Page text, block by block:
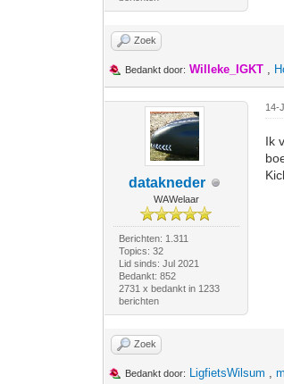
Zoek
Bedankt door: Willeke_IGKT ,
datakneder
WAWelaar
Berichten: 1.311
Topics: 32
Lid sinds: Jul 2021
Bedankt: 852
2731 x bedankt in 1233
berichten
14-
Ik
Zoek
Bedankt door: LigfietsWilsum ,